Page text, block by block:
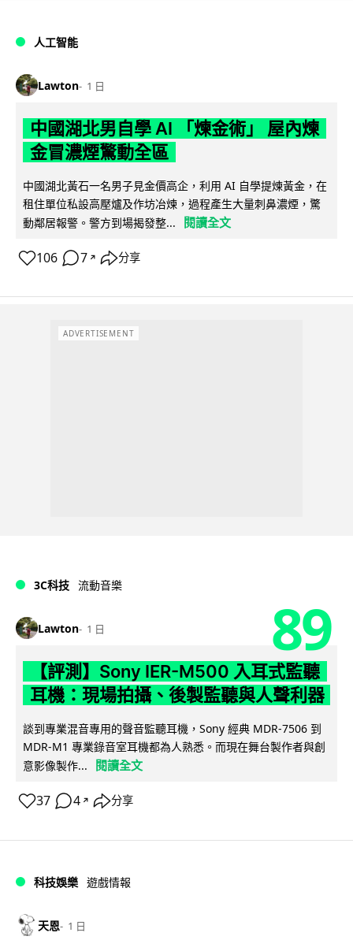
人工智能
Lawton 1 日
中國湖北男自學 AI 「煉金術」 屋內煉
金冒濃煙驚動全區
中國湖北黃石一名男子見金價高企，利用 AI 自學提煉黃金，在
租住單位私設高壓爐及作坊冶煉，過程產生大量刺鼻濃煙，驚
動鄰居報警。警方到場揭發整...
閱讀全文
106 7 ↗ 分享
ADVERTISEMENT
3C科技 流動音樂
Lawton 1 日 89
【評測】Sony IER-M500 入耳式監聽
耳機：現場拍攝、後製監聽與人聲利器
談到專業混音專用的聲音監聽耳機，Sony 經典 MDR-7506 到
MDR-M1 專業錄音室耳機都為人熟悉。而現在舞台製作者與創
意影像製作...
閱讀全文
37 4 ↗ 分享
科技娛樂 遊戲情報
天恩 1 日